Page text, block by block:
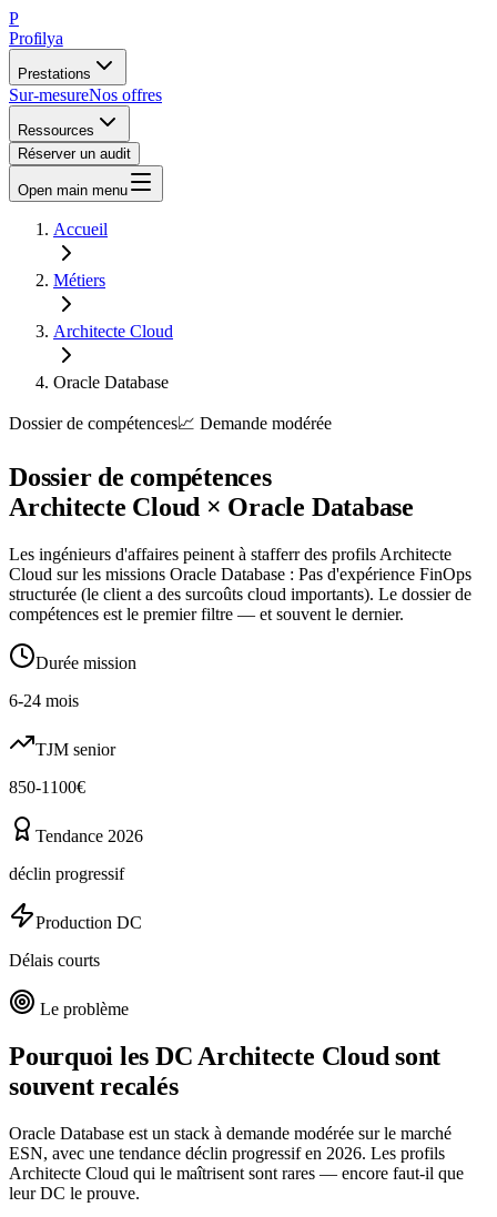
P
Profilya
Prestations
Sur-mesureNos offres
Ressources
Réserver un audit
Open main menu
Accueil
Métiers
Architecte Cloud
Oracle Database
Dossier de compétences📈 Demande modérée
Dossier de compétences
Architecte Cloud × Oracle Database
Les ingénieurs d'affaires peinent à stafferr des profils Architecte
Cloud sur les missions Oracle Database : Pas d'expérience FinOps
structurée (le client a des surcoûts cloud importants). Le dossier de
compétences est le premier filtre — et souvent le dernier.
Durée mission
6-24 mois
TJM senior
850-1100€
Tendance 2026
déclin progressif
Production DC
Délais courts
Le problème
Pourquoi les DC Architecte Cloud sont
souvent recalés
Oracle Database est un stack à demande modérée sur le marché
ESN, avec une tendance déclin progressif en 2026. Les profils
Architecte Cloud qui le maîtrisent sont rares — encore faut-il que
leur DC le prouve.